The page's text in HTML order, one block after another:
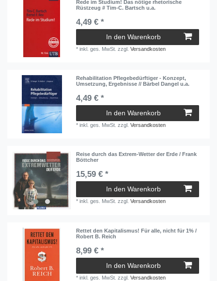
Rede im Studium! Das nötige rhetorische
Rüstzeug # Tim-C. Bartsch u.a.
4,49 € *
In den Warenkorb
*inkl. ges. MwSt. zzgl.Versandkosten
Rehabilitation Pflegebedürftiger - Konzept,
Umsetzung, Ergebnisse // Bärbel Dangel u.a.
4,49 € *
In den Warenkorb
*inkl. ges. MwSt. zzgl.Versandkosten
Reise durch das Extrem-Wetter der Erde / Frank
Böttcher
15,59 € *
In den Warenkorb
*inkl. ges. MwSt. zzgl.Versandkosten
Rettet den Kapitalismus! Für alle, nicht für 1% /
Robert B. Reich
8,99 € *
In den Warenkorb
*inkl. ges. MwSt. zzgl.Versandkosten